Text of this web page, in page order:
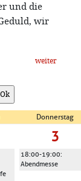
und die
wir
weiter
Donnerstag
3
18:00-19:00:
Abendmesse